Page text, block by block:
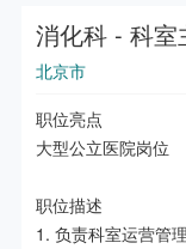
消化科 - 科室
北京市
职位亮点
大型公立医院岗位
职位描述
1. 负责科室运营管